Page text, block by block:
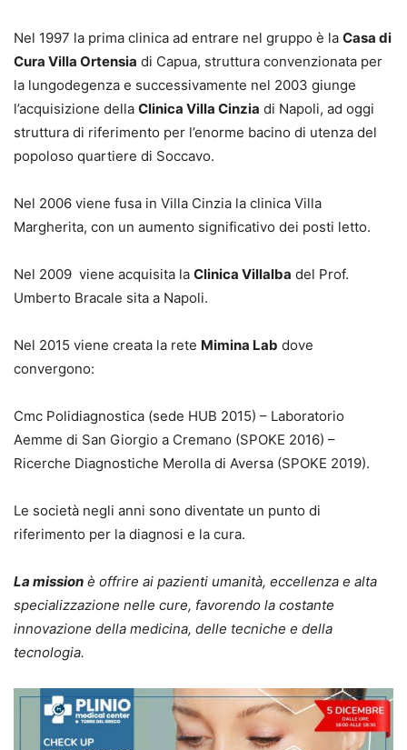
Nel 1997 la prima clinica ad entrare nel gruppo è la Casa di
Cura Villa Ortensia di Capua, struttura convenzionata per
la lungodegenza e successivamente nel 2003 giunge
l’acquisizione della Clinica Villa Cinzia di Napoli, ad oggi
struttura di riferimento per l’enorme bacino di utenza del
popoloso quartiere di Soccavo.
Nel 2006 viene fusa in Villa Cinzia la clinica Villa
Margherita, con un aumento significativo dei posti letto.
Nel 2009 viene acquisita la Clinica Villalba del Prof.
Umberto Bracale sita a Napoli.
Nel 2015 viene creata la rete Mimina Lab dove
convergono:
Cmc Polidiagnostica (sede HUB 2015) – Laboratorio
Aemme di San Giorgio a Cremano (SPOKE 2016) –
Ricerche Diagnostiche Merolla di Aversa (SPOKE 2019).
Le società negli anni sono diventate un punto di
riferimento per la diagnosi e la cura.
La mission è offrire ai pazienti umanità, eccellenza e alta
specializzazione nelle cure, favorendo la costante
innovazione della medicina, delle tecniche e della
tecnologia.